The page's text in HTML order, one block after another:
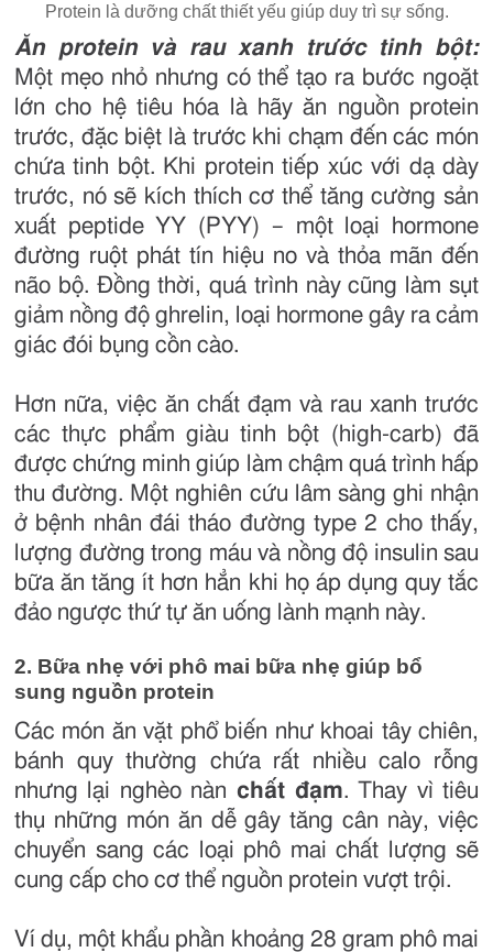
Protein là dưỡng chất thiết yếu giúp duy trì sự sống.
Ăn protein và rau xanh trước tinh bột:
Một mẹo nhỏ nhưng có thể tạo ra bước ngoặt
lớn cho hệ tiêu hóa là hãy ăn nguồn protein
trước, đặc biệt là trước khi chạm đến các món
chứa tinh bột. Khi protein tiếp xúc với dạ dày
trước, nó sẽ kích thích cơ thể tăng cường sản
xuất peptide YY (PYY) – một loại hormone
đường ruột phát tín hiệu no và thỏa mãn đến
não bộ. Đồng thời, quá trình này cũng làm sụt
giảm nồng độ ghrelin, loại hormone gây ra cảm
giác đói bụng cồn cào.
Hơn nữa, việc ăn chất đạm và rau xanh trước
các thực phẩm giàu tinh bột (high-carb) đã
được chứng minh giúp làm chậm quá trình hấp
thu đường. Một nghiên cứu lâm sàng ghi nhận
ở bệnh nhân đái tháo đường type 2 cho thấy,
lượng đường trong máu và nồng độ insulin sau
bữa ăn tăng ít hơn hẳn khi họ áp dụng quy tắc
đảo ngược thứ tự ăn uống lành mạnh này.
2. Bữa nhẹ với phô mai bữa nhẹ giúp bổ
sung nguồn protein
Các món ăn vặt phổ biến như khoai tây chiên,
bánh quy thường chứa rất nhiều calo rỗng
nhưng lại nghèo nàn chất đạm. Thay vì tiêu
thụ những món ăn dễ gây tăng cân này, việc
chuyển sang các loại phô mai chất lượng sẽ
cung cấp cho cơ thể nguồn protein vượt trội.
Ví dụ, một khẩu phần khoảng 28 gram phô mai